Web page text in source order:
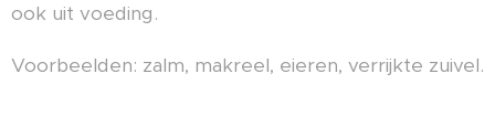
ook uit voeding.
Voorbeelden: zalm, makreel, eieren, verrijkte zuivel.